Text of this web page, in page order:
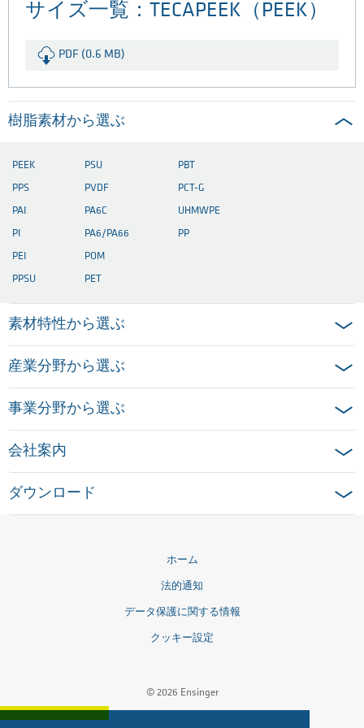
サイズ一覧：TECAPEEK（PEEK）
PDF (0.6 MB)
樹脂素材から選ぶ
PEEK
PPS
PAI
PI
PEI
PPSU
PSU
PVDF
PA6C
PA6/PA66
POM
PET
PBT
PCT-G
UHMWPE
PP
素材特性から選ぶ
産業分野から選ぶ
事業分野から選ぶ
会社案内
ダウンロード
ホーム
法的通知
データ保護に関する情報
クッキー設定
© 2026 Ensinger